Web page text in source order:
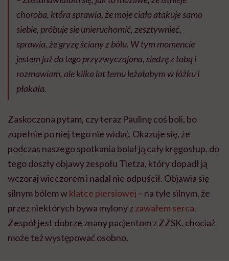
choroba, która sprawia, że moje ciało atakuje samo
siebie, próbuje się unieruchomić, zesztywnieć,
sprawia, że gryzę ściany z bólu. W tym momencie
jestem już do tego przyzwyczajona, siedzę z tobą i
rozmawiam, ale kilka lat temu leżałabym w łóżku i
płakała.
Zaskoczona pytam, czy teraz Paulinę coś boli, bo
zupełnie po niej tego nie widać. Okazuje się, że
podczas naszego spotkania bolał ją cały kręgosłup, do
tego doszły objawy zespołu Tietza, który dopadł ją
wczoraj wieczorem i nadal nie odpuścił. Objawia się
silnym bólem wklatce piersiowej – na tyle silnym, że
przez niektórych bywa mylony zzawałem serca.
Zespół jest dobrze znany pacjentom z ZZSK, chociaż
może też występować osobno.